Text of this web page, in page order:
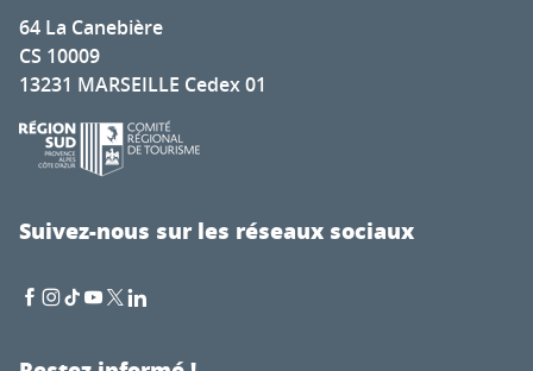
64 La Canebière
CS 10009
13231 MARSEILLE Cedex 01
Suivez-nous sur les réseaux sociaux